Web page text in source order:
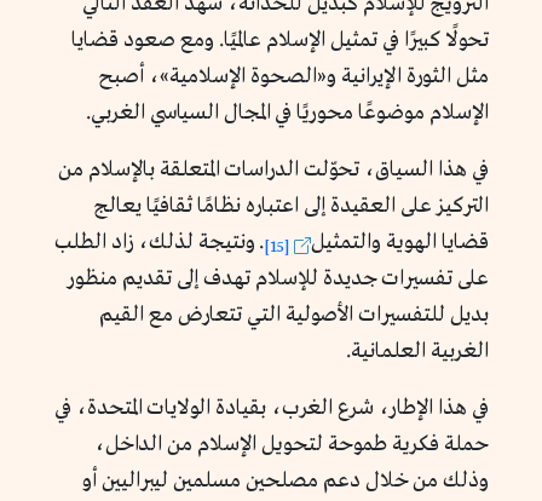
تحولًا كبيرًا في تمثيل الإسلام عالميًا. ومع صعود قضايا
مثل الثورة الإيرانية و«الصحوة الإسلامية»، أصبح
الإسلام موضوعًا محوريًا في المجال السياسي الغربي.
في هذا السياق، تحوّلت الدراسات المتعلقة بالإسلام من
التركيز على العقيدة إلى اعتباره نظامًا ثقافيًا يعالج
قضايا الهوية والتمثيل
. ونتيجة لذلك، زاد الطلب
على تفسيرات جديدة للإسلام تهدف إلى تقديم منظور
بديل للتفسيرات الأصولية التي تتعارض مع القيم
الغربية العلمانية.
في هذا الإطار، شرع الغرب، بقيادة الولايات المتحدة، في
حملة فكرية طموحة لتحويل الإسلام من الداخل،
وذلك من خلال دعم مصلحين مسلمين ليبراليين أو